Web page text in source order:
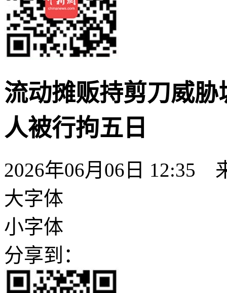
流动摊贩持剪刀威
人被行拘五日
2026年06月06日 12:35
大字体
小字体
分享到：